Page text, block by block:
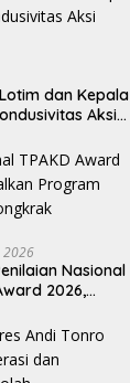
dan Kepala
Aksi
2026
Nasional
2026,
Inklusi Keuangan
Warga